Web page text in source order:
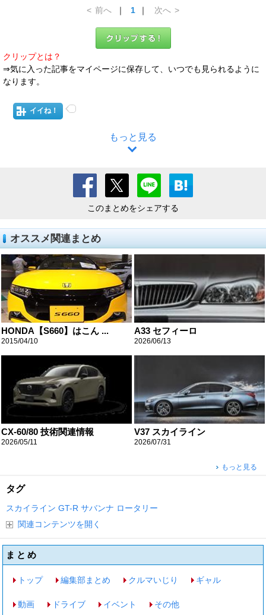
< 前へ ｜ 1 ｜ 次へ >
クリップとは？
⇒気に入った記事をマイページに保存して、いつでも見られるように
なります。
イイね！
もっと見る
このまとめをシェアする
オススメ関連まとめ
HONDA【S660】はこん ...
2015/04/10
A33 セフィーロ
2026/06/13
CX-60/80 技術関連情報
2026/05/11
V37 スカイライン
2026/07/31
もっと見る
タグ
スカイライン GT-R サバンナ ロータリー
関連コンテンツを開く
まとめ
トップ 編集部まとめ クルマいじり ギャル
動画 ドライブ イベント その他